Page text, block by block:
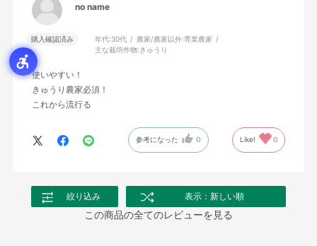
no name
購入確認済み 年代:30代 農家/農家以外:専業農家
主な栽培作物: きゅうり
使いやすい！
きゅうり農家必須！
これから流行る
参考になった 0 Like! 0
絞り込み 表示：新しい順
この商品の全てのレビューを見る